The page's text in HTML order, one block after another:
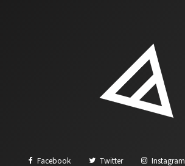
Facebook Twitter Instagram